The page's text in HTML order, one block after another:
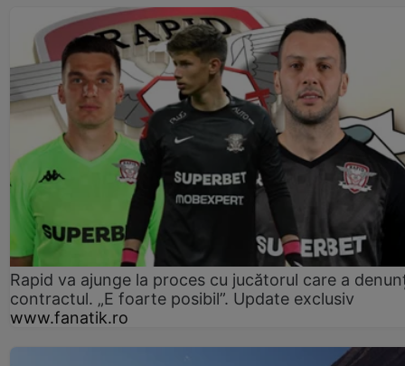
Rapid va ajunge la proces cu jucătorul care a
contractul. „E foarte posibil”. Update exclusiv
www.fanatik.ro